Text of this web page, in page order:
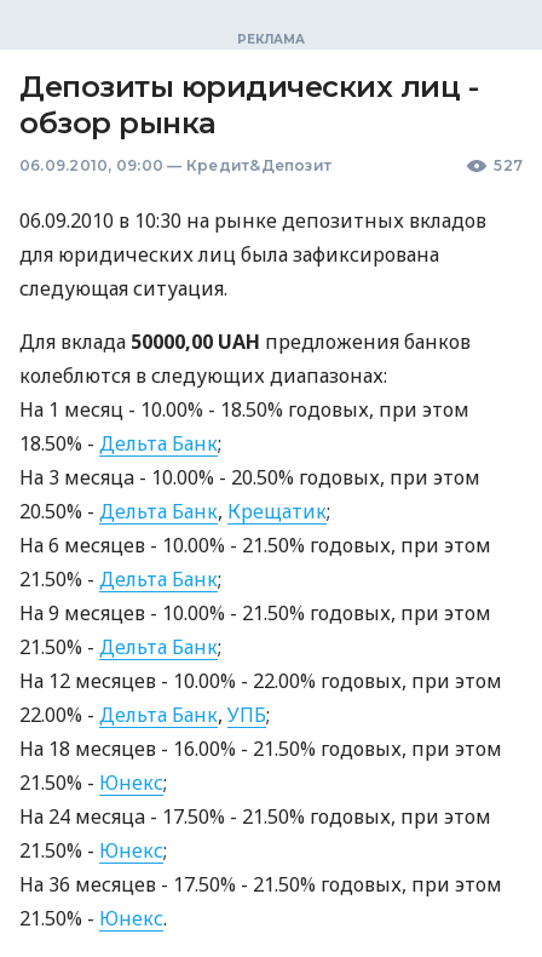
Депозиты юридических лиц -
обзор рынка
06.09.2010, 09:00 — Кредит&Депозит 527
06.09.2010 в 10:30 на рынке депозитных вкладов
для юридических лиц была зафиксирована
следующая ситуация.
Для вклада 50000,00 UAH предложения банков
колеблются в следующих диапазонах:
На 1 месяц - 10.00% - 18.50% годовых, при этом
18.50% - Дельта Банк;
На 3 месяцa - 10.00% - 20.50% годовых, при этом
20.50% - Дельта Банк, Крещатик;
На 6 месяцев - 10.00% - 21.50% годовых, при этом
21.50% - Дельта Банк;
На 9 месяцев - 10.00% - 21.50% годовых, при этом
21.50% - Дельта Банк;
На 12 месяцев - 10.00% - 22.00% годовых, при этом
22.00% - Дельта Банк, УПБ;
На 18 месяцев - 16.00% - 21.50% годовых, при этом
21.50% - Юнекс;
На 24 месяцa - 17.50% - 21.50% годовых, при этом
21.50% - Юнекс;
На 36 месяцев - 17.50% - 21.50% годовых, при этом
21.50% - Юнекс.